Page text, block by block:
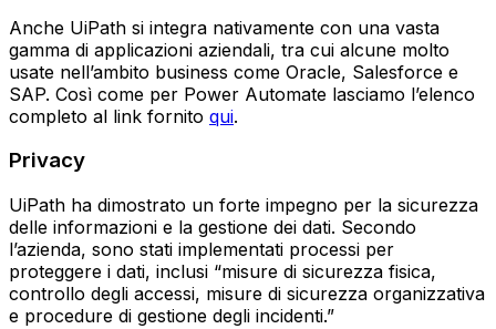
Anche UiPath si integra nativamente con una vasta
gamma di applicazioni aziendali, tra cui alcune molto
usate nell’ambito business come Oracle, Salesforce e
SAP. Così come per Power Automate lasciamo l’elenco
completo al link fornito qui.
Privacy
UiPath ha dimostrato un forte impegno per la sicurezza
delle informazioni e la gestione dei dati. Secondo
l’azienda, sono stati implementati processi per
proteggere i dati, inclusi “misure di sicurezza fisica,
controllo degli accessi, misure di sicurezza organizzativa
e procedure di gestione degli incidenti.”